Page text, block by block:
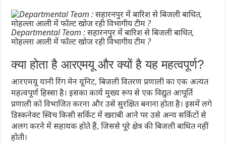
Departmental Team : सहारनपुर में बारिश से बिजली बाधित,
मोहल्ला आली में फॉल्ट खोज रही विभागीय टीम ?
क्या होता है आरएमयू और क्यों है यह महत्वपूर्ण?
आरएमयू यानी रिंग मेन यूनिट, बिजली वितरण प्रणाली का एक अत्यंत
महत्वपूर्ण हिस्सा है। इसका कार्य मुख्य रूप से एक विद्युत आपूर्ति
प्रणाली को विभाजित करना और उसे सुरक्षित बनाना होता है। इसमें लगे
डिस्कनेक्ट स्विच किसी सर्किट में खराबी आने पर उसे अन्य सर्किटों से
अलग करने में सहायक होते हैं, जिससे पूरे क्षेत्र की बिजली बाधित नहीं
होती।